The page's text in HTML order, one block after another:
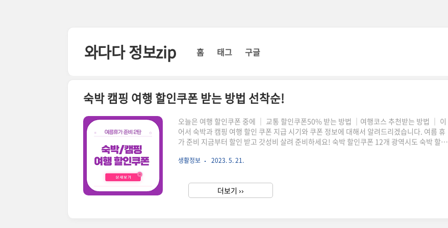
와다다 정보zip 홈 태그 구글
숙박 캠핑 여행 할인쿠폰 받는 방법 선착순!
오늘은 여행 할인쿠폰 중에 ｜ 교통 할인쿠폰50% 받는 방법 ｜여행코스 추천받는 방법 ｜ 이
어서 숙박과 캠핑 여행 할인 쿠폰 지급 시기와 쿠폰 정보에 대해서 알려드리겠습니다. 여름 휴
가 준비 지금부터 할인 받고 갓성비 살려 준비하세요! 숙박 할인쿠폰 12개 광역시도 숙박 할인
과 할인쿠폰 비용이 차이가 있으니 참고하시길 바랍니다. 팬매 기간 5/30 (화) ~ 6/1 (목) 사용
한해서 온라인 7만원 이상 상품 예약시 쿠폰 제공 *12개 지자체 추천 여행지 (추천 코스 둘러보
기) 전국 숙박 할인 프로모션..
생활정보 2023. 5. 21.
더보기 ››